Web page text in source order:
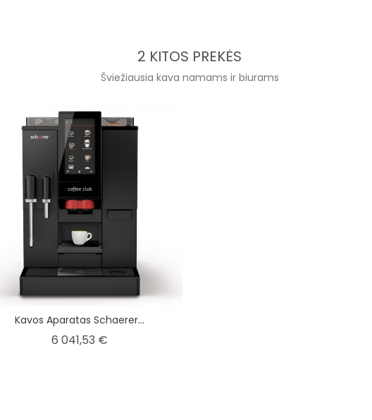
2 KITOS PREKĖS
Šviežiausia kava namams ir biurams
Kavos Aparatas Schaerer...
6 041,53 €Kaina